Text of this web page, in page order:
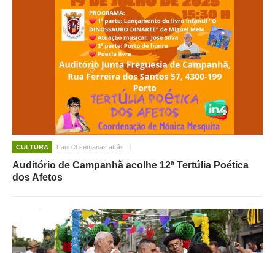
CULTURA 1 ano 3 semanas atrás
Auditório de Campanhã acolhe 12ª Tertúlia Poética
dos Afetos